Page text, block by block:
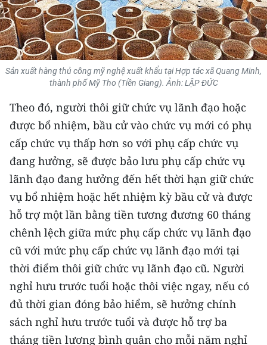
MÔI TRƯỜNG
BẠN ĐỌC
KIỂM CHỨNG THÔNG TIN
TRI THỨC CHUYÊN SÂU
54 DÂN TỘC VIỆT NAM
CHƯƠNG TRÌNH OCOP - MỖI XÃ
MỘT SẢN PHẨM
RADIO
MEDIA CENTER
E-Magazine
Video
Media Chính trị
Sản xuất hàng thủ công mỹ nghệ xuất khẩu tại Hợp tác xã Quang Minh,
thành phố Mỹ Tho (Tiền Giang). Ảnh: LẬP ĐỨC
Theo đó, người thôi giữ chức vụ lãnh đạo hoặc
được bổ nhiệm, bầu cử vào chức vụ mới có phụ
cấp chức vụ thấp hơn so với phụ cấp chức vụ
đang hưởng, sẽ được bảo lưu phụ cấp chức vụ
lãnh đạo đang hưởng đến hết thời hạn giữ chức
vụ bổ nhiệm hoặc hết nhiệm kỳ bầu cử và được
hỗ trợ một lần bằng tiền tương đương 60 tháng
chênh lệch giữa mức phụ cấp chức vụ lãnh đạo
cũ với mức phụ cấp chức vụ lãnh đạo mới tại
thời điểm thôi giữ chức vụ lãnh đạo cũ. Người
nghỉ hưu trước tuổi hoặc thôi việc ngay, nếu có
đủ thời gian đóng bảo hiểm, sẽ hưởng chính
sách nghỉ hưu trước tuổi và được hỗ trợ ba
tháng tiền lương bình quân cho mỗi năm nghỉ